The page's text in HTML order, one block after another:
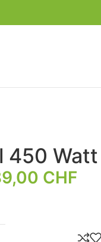
450
CHF